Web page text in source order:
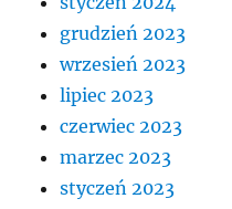
grudzień 2023
wrzesień 2023
lipiec 2023
czerwiec 2023
marzec 2023
styczeń 2023